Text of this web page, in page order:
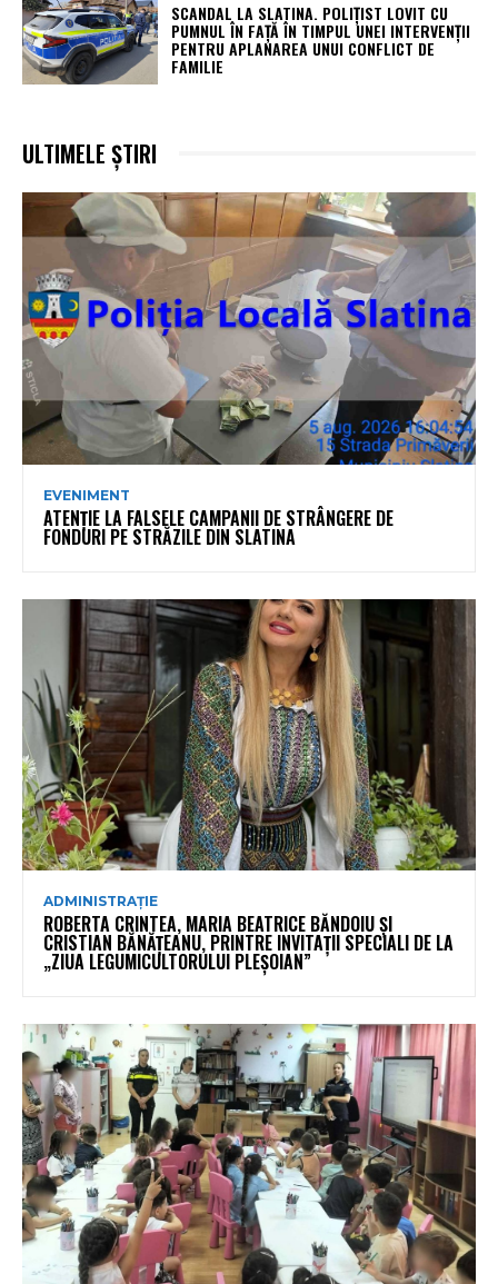
SCANDAL LA SLATINA. POLIȚIST LOVIT CU
PUMNUL ÎN FAȚĂ ÎN TIMPUL UNEI INTERVENȚII
PENTRU APLANAREA UNUI CONFLICT DE
FAMILIE
ULTIMELE ȘTIRI
EVENIMENT
ATENȚIE LA FALSELE CAMPANII DE STRÂNGERE DE
FONDURI PE STRĂZILE DIN SLATINA
ADMINISTRAȚIE
ROBERTA CRINTEA, MARIA BEATRICE BĂNDOIU ȘI
CRISTIAN BĂNĂȚEANU, PRINTRE INVITAȚII SPECIALI DE LA
„ZIUA LEGUMICULTORULUI PLEȘOIAN”